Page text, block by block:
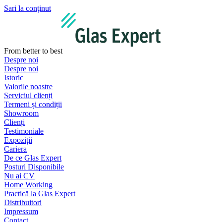
Sari la conținut
From better to best
Despre noi
Despre noi
Istoric
Valorile noastre
Serviciul clienți
Termeni și condiții
Showroom
Clienți
Testimoniale
Expoziții
Cariera
De ce Glas Expert
Posturi Disponibile
Nu ai CV
Home Working
Practică la Glas Expert
Distribuitori
Impressum
Contact